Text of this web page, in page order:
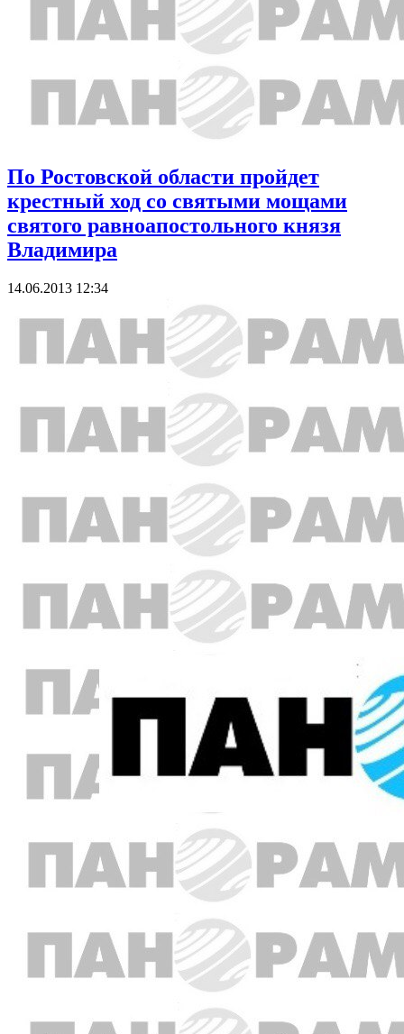
По Ростовской области пройдет
крестный ход со святыми мощами
святого равноапостольного князя
Владимира
14.06.2013 12:34